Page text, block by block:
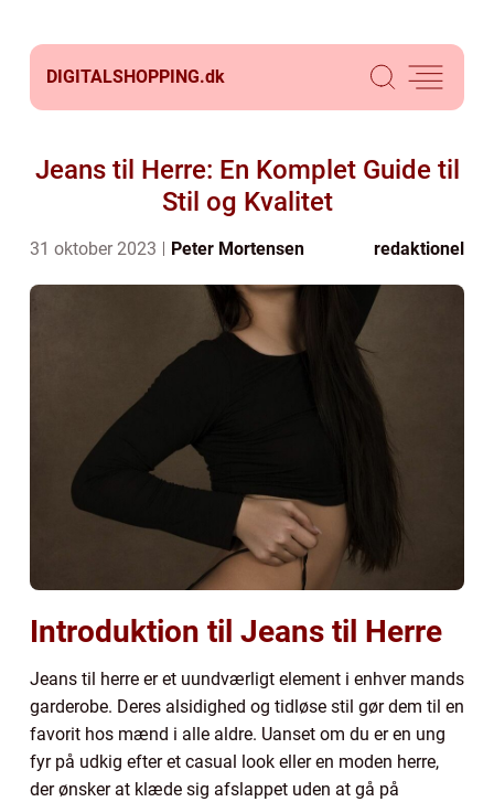
DIGITALSHOPPING.dk
Jeans til Herre: En Komplet Guide til
Stil og Kvalitet
31 oktober 2023 Peter Mortensen redaktionel
Introduktion til Jeans til Herre
Jeans til herre er et uundværligt element i enhver mands
garderobe. Deres alsidighed og tidløse stil gør dem til en
favorit hos mænd i alle aldre. Uanset om du er en ung
fyr på udkig efter et casual look eller en moden herre,
der ønsker at klæde sig afslappet uden at gå på